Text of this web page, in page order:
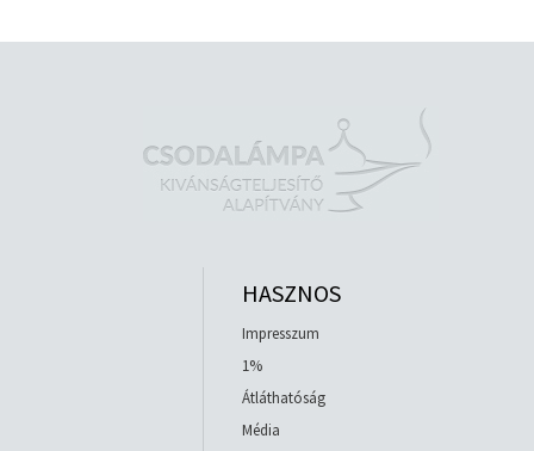
HASZNOS
Impresszum
1%
Átláthatóság
Média